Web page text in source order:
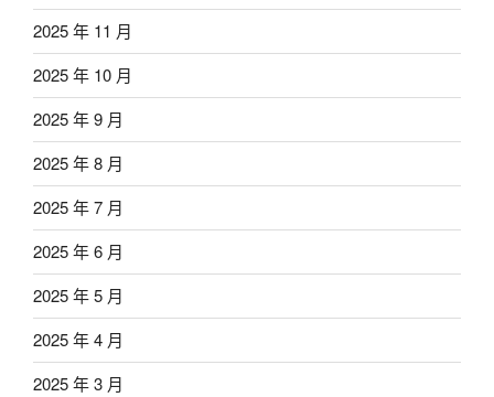
2025 年 11 月
2025 年 10 月
2025 年 9 月
2025 年 8 月
2025 年 7 月
2025 年 6 月
2025 年 5 月
2025 年 4 月
2025 年 3 月